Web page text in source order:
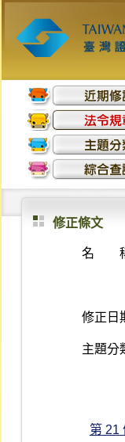
修正條文
名 稱
修正日
主題分
第 21